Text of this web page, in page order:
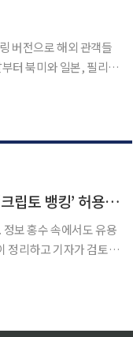
버전으로 해외 관객들
[AI 넥스트 인사이트] 볼리비아, 스테이블코인 활용 ‘크립토 뱅킹’ 허용 外
보 홍수 속에서도 유용
정리하고 기자가 검토해